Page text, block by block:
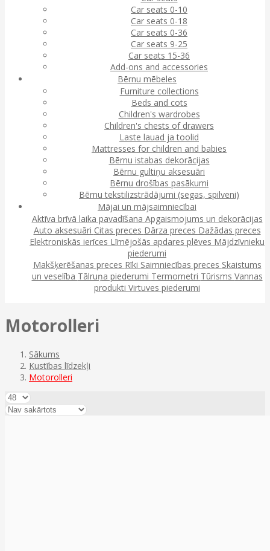
Car seats 0-10
Car seats 0-18
Car seats 0-36
Car seats 9-25
Car seats 15-36
Add-ons and accessories
Bērnu mēbeles
Furniture collections
Beds and cots
Children's wardrobes
Children's chests of drawers
Laste lauad ja toolid
Mattresses for children and babies
Bērnu istabas dekorācijas
Bērnu gultiņu aksesuāri
Bērnu drošības pasākumi
Bērnu tekstilizstrādājumi (segas, spilveni)
Mājai un mājsaimniecībai
Aktīva brīvā laika pavadīšana Apgaismojums un dekorācijas
Auto aksesuāri Citas preces Dārza preces Dažādas preces
Elektroniskās ierīces Līmējošās apdares plēves Mājdzīvnieku
piederumi
Makšķerēšanas preces Rīki Saimniecības preces Skaistums
un veselība Tālruņa piederumi Termometri Tūrisms Vannas
produkti Virtuves piederumi
Motorolleri
Sākums
Kustības līdzekļi
Motorolleri